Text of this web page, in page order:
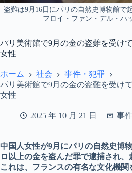
盗難は9月16日にパリの自然史博物館で
フロイ・ファン・デル・ハ
パリ美術館で9月の金の盗難を受け
女性
ホーム 社会
事件・犯罪
パリ美術館で9月の金の盗難を受け
女性
2025 年 10 月 21 日 事
中国人女性が9月にパリの自然史博
ロ以上の金を盗んだ罪で逮捕され、
これは、フランスの有名な文化機